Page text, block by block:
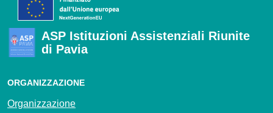
ASP Istituzioni Assistenziali Riunite
di Pavia
ORGANIZZAZIONE
Organizzazione